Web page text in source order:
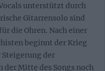
unterstützt durch
Gitarrensolo sind
die Ohren. Nach einer
beginnt der Krieg
Steigerung der
der Mitte des Songs noch